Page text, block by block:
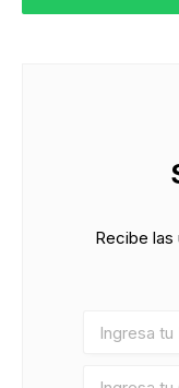
Recibe